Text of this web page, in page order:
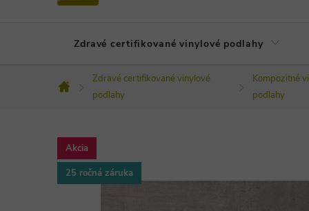
Zdravé certifikované vinylové podlahy
Domov
Zdravé certifikované vinylové
podlahy
Kompozitné
podlahy
Akcia
25 ročná záruka